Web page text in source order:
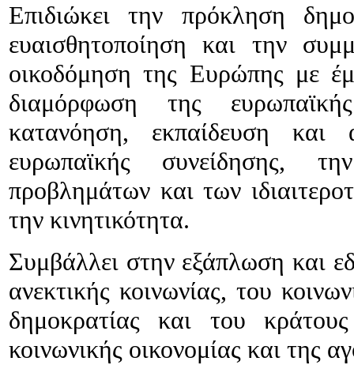
Επιδιώκει την πρόκληση
ευαισθητοποίηση και την
οικοδόμηση της Ευρώπης με
διαμόρφωση της
κατανόηση, εκπαίδευση και
ευρωπαϊκής συνείδησης,
προβλημάτων και των
την κινητικότητα.
Συμβάλλει στην εξάπλωση και
ανεκτικής κοινωνίας, του
δημοκρατίας και του
κοινωνικής οικονομίας και της